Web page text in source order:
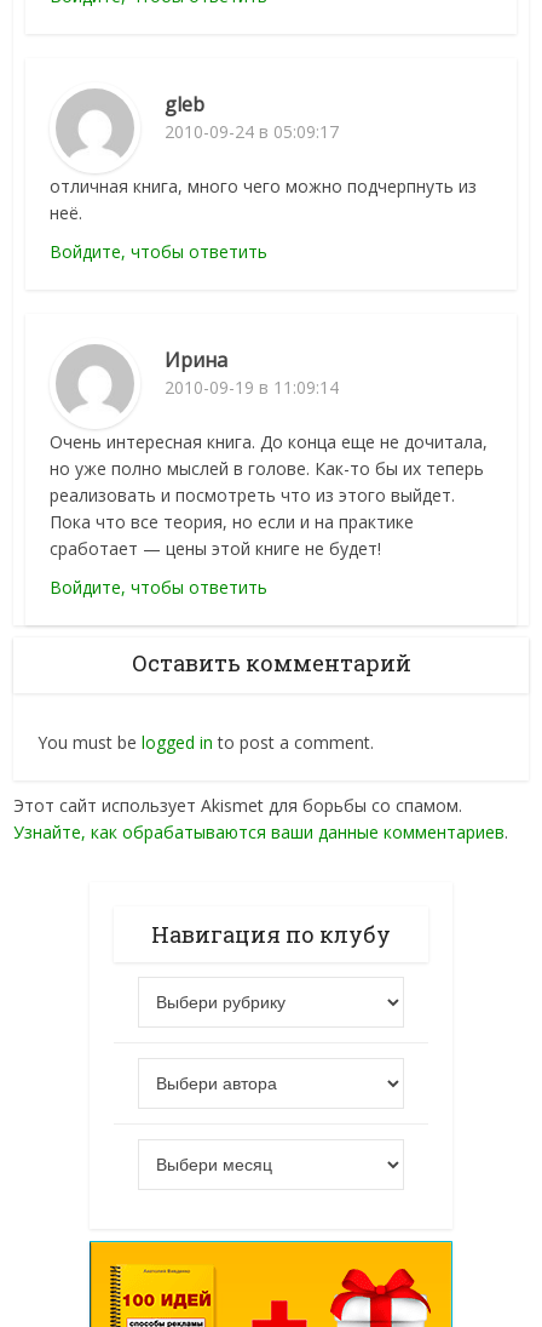
gleb
2010-09-24 в 05:09:17
отличная книга, много чего можно подчерпнуть из
неё.
Войдите, чтобы ответить
Ирина
2010-09-19 в 11:09:14
Очень интересная книга. До конца еще не дочитала,
но уже полно мыслей в голове. Как-то бы их теперь
реализовать и посмотреть что из этого выйдет.
Пока что все теория, но если и на практике
сработает — цены этой книге не будет!
Войдите, чтобы ответить
Оставить комментарий
You must belogged in to post a comment.
Этот сайт использует Akismet для борьбы со спамом.
Узнайте, как обрабатываются ваши данные комментариев.
Навигация по клубу